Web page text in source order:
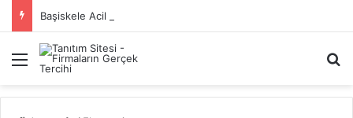
Başiskele Acil Çilingir Hizmeti İçin Doğru Adres Neresi?
Menü